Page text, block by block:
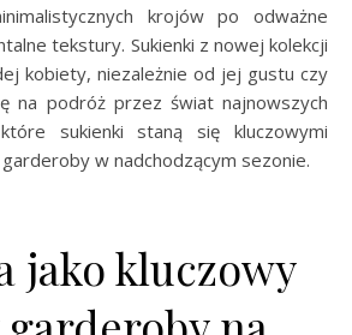
krojów po odważne
tekstury. Sukienki z nowej kolekcji
kobiety, niezależnie od jej gustu czy
na podróż przez świat najnowszych
sukienki staną się kluczowymi
w nadchodzącym sezonie.
jako kluczowy